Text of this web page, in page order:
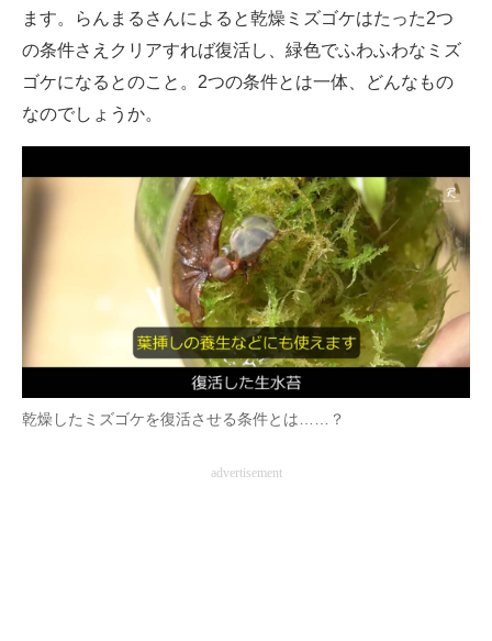
ます。らんまるさんによると乾燥ミズゴケはたった2つ
の条件さえクリアすれば復活し、緑色でふわふわなミズ
ゴケになるとのこと。2つの条件とは一体、どんなもの
なのでしょうか。
乾燥したミズゴケを復活させる条件とは……？
advertisement